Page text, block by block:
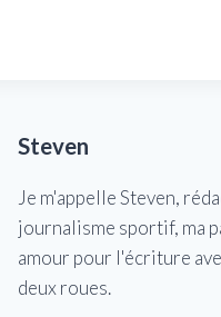
Steven
Je m'appelle Steven,
journalisme sportif, ma
amour pour l'écriture
deux roues.